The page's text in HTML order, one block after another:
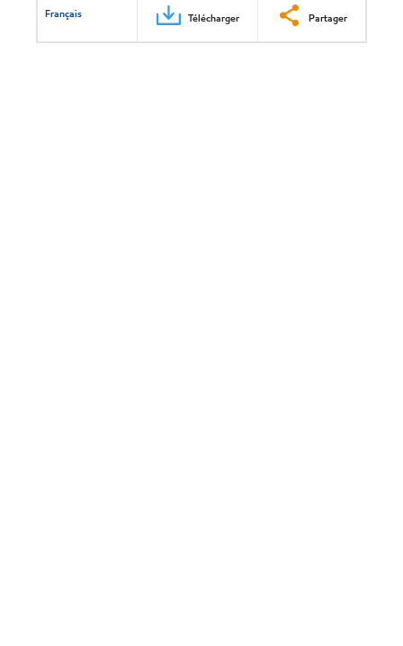
Français Télécharger Partager